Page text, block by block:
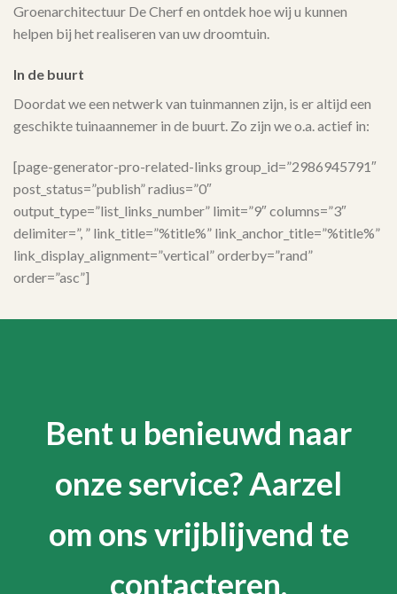
Groenarchitectuur De Cherf en ontdek hoe wij u kunnen
helpen bij het realiseren van uw droomtuin.
In de buurt
Doordat we een netwerk van tuinmannen zijn, is er altijd een
geschikte tuinaannemer in de buurt. Zo zijn we o.a. actief in:
[page-generator-pro-related-links group_id=”2986945791″
post_status=”publish” radius=”0″
output_type=”list_links_number” limit=”9″ columns=”3″
delimiter=”, ” link_title=”%title%” link_anchor_title=”%title%”
link_display_alignment=”vertical” orderby=”rand”
order=”asc”]
Bent u benieuwd naar
onze service? Aarzel
om ons vrijblijvend te
contacteren.